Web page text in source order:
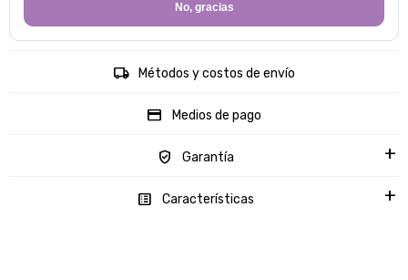
No, gracias
Métodos y costos de envío
Medios de pago
Garantía
Características